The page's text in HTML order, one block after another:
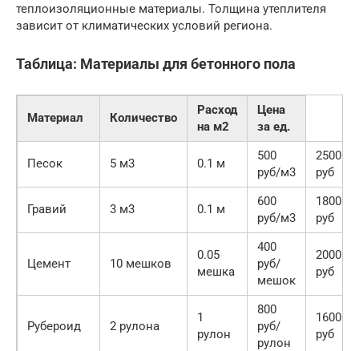
теплоизоляционные материалы. Толщина утеплителя
зависит от климатических условий региона.
Таблица: Материалы для бетонного пола
Материал Количество
Расход
на м2
Цена
за ед.
Песок 5 м3 0.1 м
500
руб/м3
2500
руб
Гравий 3 м3 0.1 м
600
руб/м3
1800
руб
Цемент 10 мешков
0.05
мешка
400
руб/
мешок
2000
руб
Рубероид 2 рулона
1
рулон
800
руб/
рулон
1600
руб